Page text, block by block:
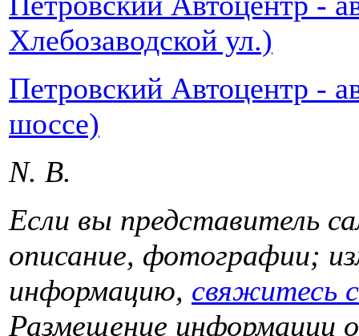
Хлебозаводской ул.)
Петровский Автоцентр -
шоссе)
N. B.
Если вы представитель
описание, фотографии;
информацию, свяжитесь
Размещение информации